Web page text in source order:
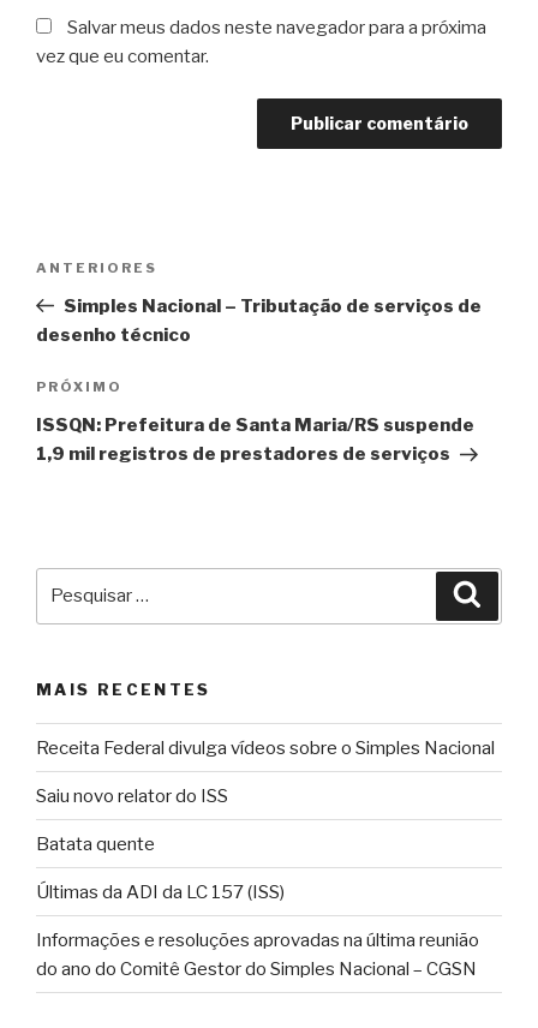
Salvar meus dados neste navegador para a próxima
vez que eu comentar.
Post
Post
anterior
ANTERIORES
Simples Nacional – Tributação de serviços de
desenho técnico
Próximo
post
PRÓXIMO
ISSQN: Prefeitura de Santa Maria/RS suspende
1,9 mil registros de prestadores de serviços
MAIS RECENTES
Receita Federal divulga vídeos sobre o Simples Nacional
Saiu novo relator do ISS
Batata quente
Últimas da ADI da LC 157 (ISS)
Informações e resoluções aprovadas na última reunião
do ano do Comitê Gestor do Simples Nacional – CGSN